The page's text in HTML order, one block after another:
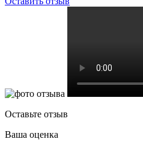
Оставьте отзыв
Ваша оценка